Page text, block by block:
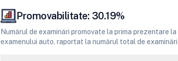
Promovabilitate: 30.19%
Numărul de examinări promovate la prima prezentare
examenului auto, raportat la numărul total de